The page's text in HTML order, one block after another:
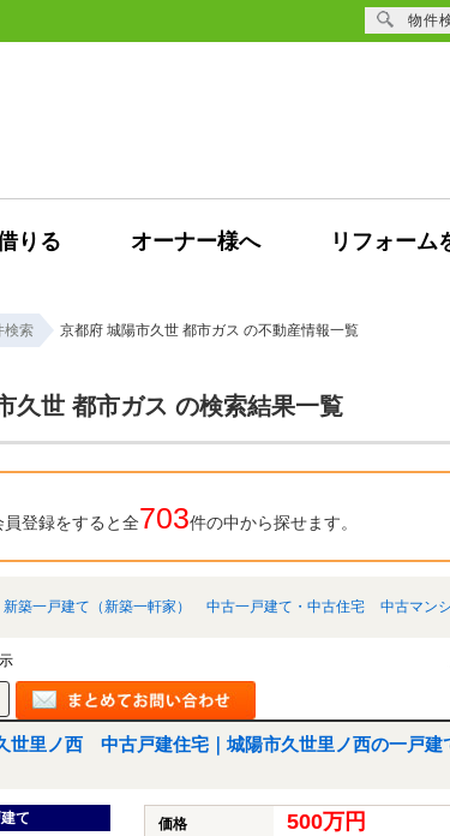
りる オーナー様へ リフォーム
検索 京都府 城陽市久世 都市ガス の不動産情報一覧
久世 都市ガス の検索結果一覧
員登録をすると全703件の中から探せます。
新築一戸建て（新築一軒家） 中古一戸建て・中古住宅 中古マン
世里ノ西 中古戸建住宅｜城陽市久世里ノ西の一戸建
て 価格 500万円
物件